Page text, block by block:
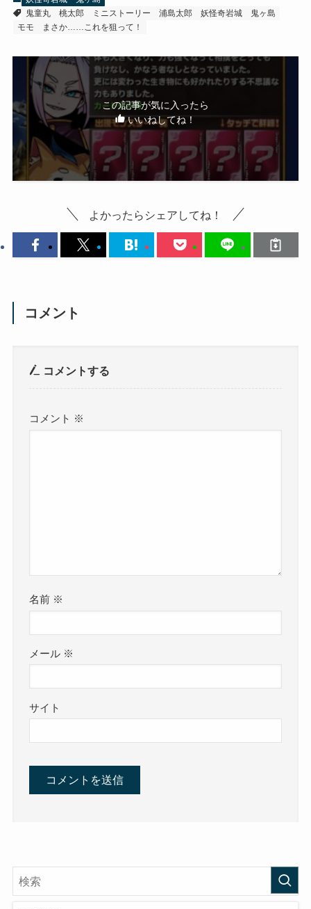
鬼童丸
桃太郎 ミニストーリー 浦島太郎
妖怪奇岩城 鬼ヶ島
モモ
まさか……これを狙って！
この記事が気に入ったら
いいねしてね！
よかったらシェアしてね！
コメント
コメントする
コメント ※
名前 ※
メール ※
サイト